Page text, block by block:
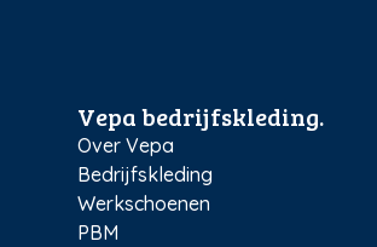
Vepa bedrijfskleding.
Over Vepa
Bedrijfskleding
Werkschoenen
PBM